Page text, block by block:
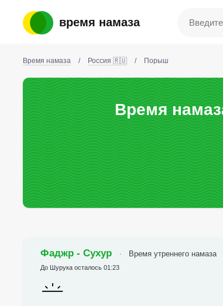
время намаза
Время намаза / Россия 🇷🇺 / Порыш
Время
Фаджр - Сухур Время утреннего намаза
До Шурука осталось 01:23